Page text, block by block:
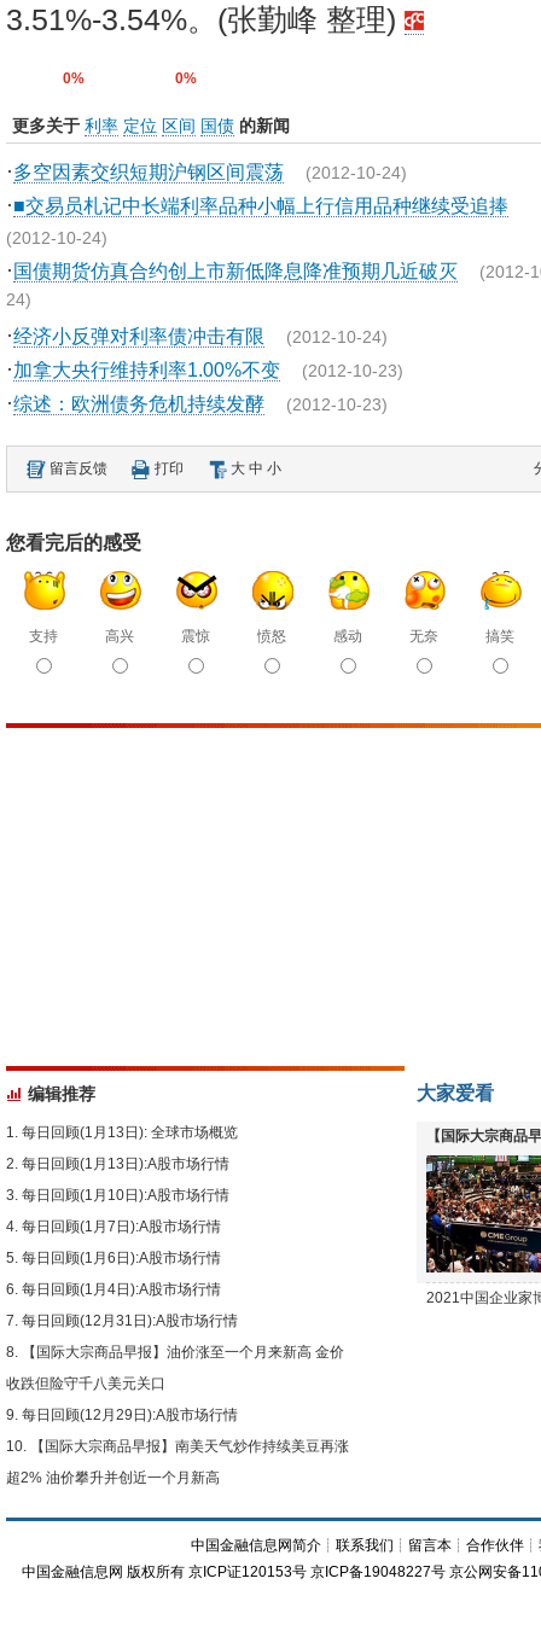
3.51%-3.54%。(张勤峰 整理)
0% 0%
更多关于 利率 定位 区间 国债 的新闻
·多空因素交织短期沪钢区间震荡 (2012-10-24)
·■交易员札记中长端利率品种小幅上行信用品种继续受追捧
(2012-10-24)
·国债期货仿真合约创上市新低降息降准预期几近破灭 (2012-
24)
·经济小反弹对利率债冲击有限 (2012-10-24)
·加拿大央行维持利率1.00%不变 (2012-10-23)
·综述：欧洲债务危机持续发酵 (2012-10-23)
留言反馈 打印 大 中 小
您看完后的感受
支持 高兴 震惊 愤怒 感动 无奈 搞笑
编辑推荐
每日回顾(1月13日): 全球市场概览
每日回顾(1月13日):A股市场行情
每日回顾(1月10日):A股市场行情
每日回顾(1月7日):A股市场行情
每日回顾(1月6日):A股市场行情
每日回顾(1月4日):A股市场行情
每日回顾(12月31日):A股市场行情
【国际大宗商品早报】油价涨至一个月来新高 金价
收跌但险守千八美元关口
每日回顾(12月29日):A股市场行情
【国际大宗商品早报】南美天气炒作持续美豆再涨
超2% 油价攀升并创近一个月新高
大家爱看
【国际大宗商品
下跌
2021中国企业家
中国金融信息网简介 ┊联系我们 ┊ 留言本 ┊合作伙伴 ┊
中国金融信息网 版权所有 京ICP证120153号 京ICP备19048227号 京公网安备